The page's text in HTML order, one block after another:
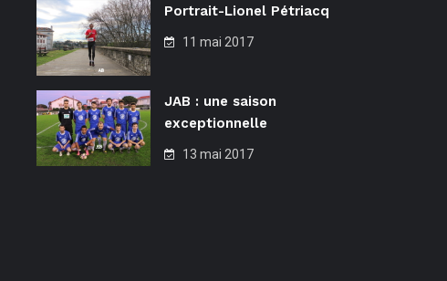
Portrait-Lionel Pétriacq
11 mai 2017
JAB : une saison
exceptionnelle
13 mai 2017